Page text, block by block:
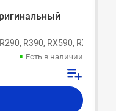
R390, RX590, RX610,
Есть в наличии